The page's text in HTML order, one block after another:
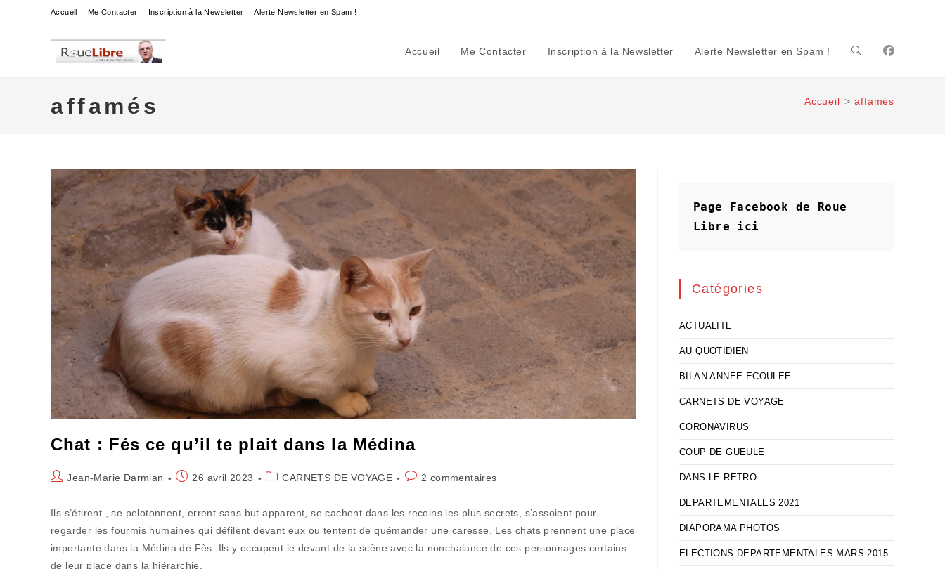
Accueil Me Contacter Inscription à la Newsletter Alerte Newsletter en Spam !
Accueil Me Contacter Inscription à la Newsletter Alerte Newsletter en Spam ! Toggle
website
affamés Accueil > affamés
Chat : Fés ce qu’il te plait dans la Médina
Auteur/autrice
publication :
Jean-Marie Darmian
Publication
26 avril 2023
PostCARNETS DE VOYAGE
Commentaires
2 commentaires
Ils s’étirent , se pelotonnent, errent sans but apparent, se cachent dans les recoins les plus secrets, s’assoient pour
regarder les fourmis humaines qui défilent devant eux ou tentent de quémander une caresse. Les chats prennent une place
importante dans la Médina de Fès. Ils y occupent le devant de la scène avec la nonchalance de ces personnages certains
de leur place dans la hiérarchie.
Page Facebook de Roue
Libre
ici
Catégories
ACTUALITE
AU QUOTIDIEN
BILAN ANNEE ECOULEE
CARNETS DE VOYAGE
CORONAVIRUS
COUP DE GUEULE
DANS LE RETRO
DEPARTEMENTALES 2021
DIAPORAMA PHOTOS
ELECTIONS DEPARTEMENTALES MARS 2015